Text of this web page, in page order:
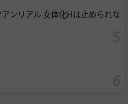
アンリアル 女体化Hは止められな